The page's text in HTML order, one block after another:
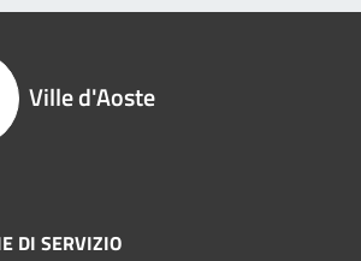
Ville d'Aoste
DI SERVIZIO